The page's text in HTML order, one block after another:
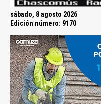
sábado, 8 agosto 2026
Edición número: 9170